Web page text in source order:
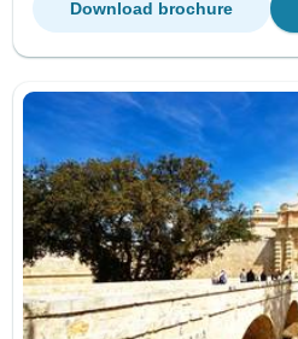
Download brochure